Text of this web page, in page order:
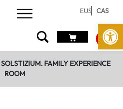
Abrir
EUS CAS
SOLSTIZIUM. FAMILY EXPERIENCE
ROOM